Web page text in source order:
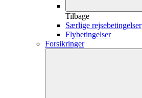
Tilbage
Særlige rejsebetingelser
Flybetingelser
Forsikringer